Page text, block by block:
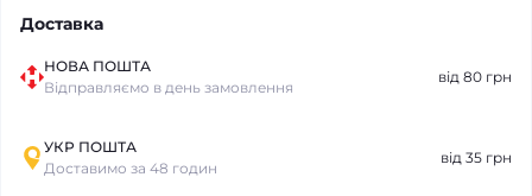
Доставка
НОВА ПОШТА
Відправляємо в день замовлення
від 80 грн
УКР ПОШТА
Доставимо за 48 годин
від 35 грн